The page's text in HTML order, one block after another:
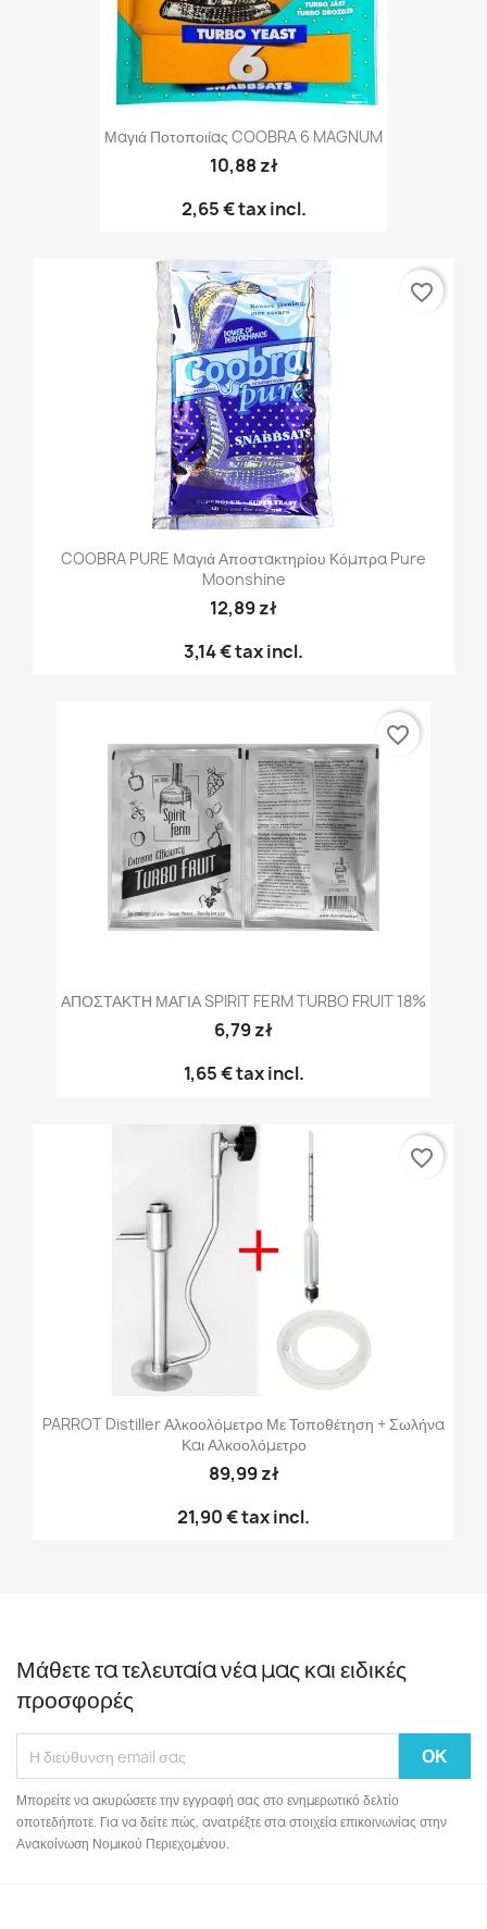
Μαγιά Ποτοποιίας COOBRA 6 MAGNUM
10,88 zł
2,65 €tax incl.
COOBRA PURE Μαγιά Αποστακτηρίου Κόμπρα Pure
Moonshine
12,89 zł
3,14 €tax incl.
favorite_border
ΑΠΟΣΤΑΚΤΗ ΜΑΓΙΑ SPIRIT FERM TURBO FRUIT 18%
6,79 zł
1,65 €tax incl.
favorite_border
PARROT Distiller Αλκοολόμετρο Με Τοποθέτηση + Σωλήνα
Και Αλκοολόμετρο
89,99 zł
21,90 €tax incl.
favorite_border
Μάθετε τα τελευταία νέα μας και ειδικές
προσφορές
Μπορείτε να ακυρώσετε την εγγραφή σας στο ενημερωτικό δελτίο
οποτεδήποτε. Για να δείτε πώς, ανατρέξτε στα στοιχεία επικοινωνίας στην
Ανακοίνωση Νομικού Περιεχομένου.